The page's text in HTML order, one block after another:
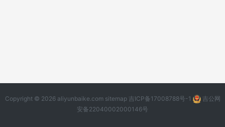
Copyright © 2026 aliyunbaike.com sitemap 吉ICP备17008788号-1
吉公网
安备22040002000146号